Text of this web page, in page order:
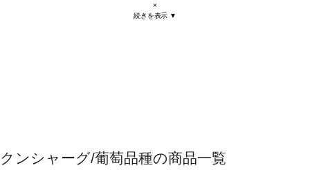
×
続きを表示 ▼
クンシャーグ/葡萄品種の商品一覧